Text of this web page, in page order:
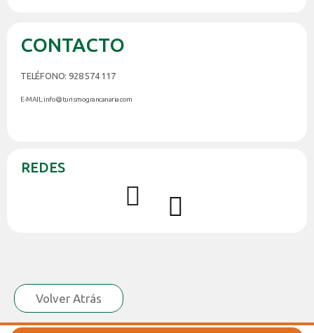
CONTACTO
TELÉFONO: 928 574 117
E-MAIL: info@turismograncanaria.com
REDES
Volver Atrás